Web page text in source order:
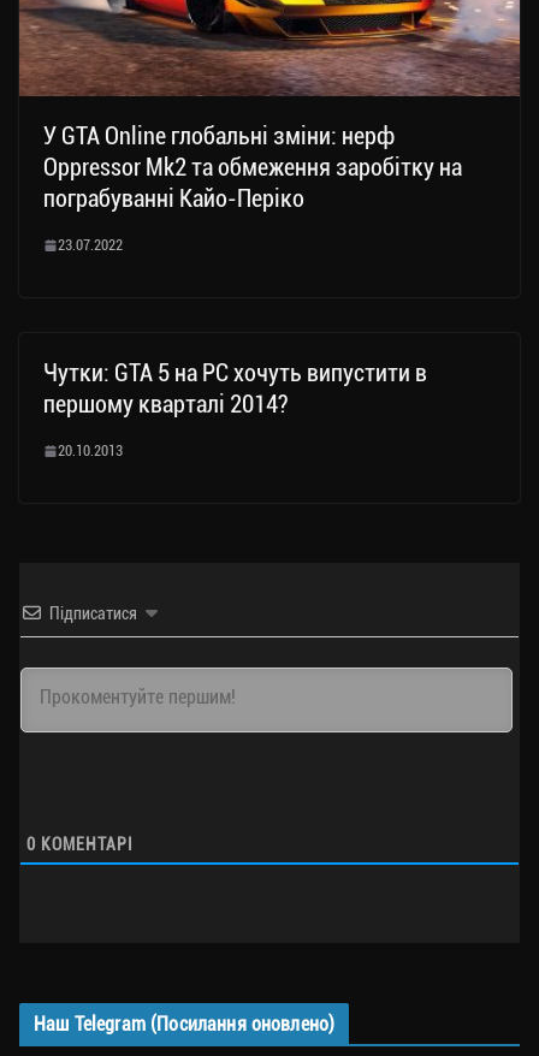
У GTA Online глобальні зміни: нерф
Oppressor Mk2 та обмеження заробітку на
пограбуванні Кайо-Періко
23.07.2022
Чутки: GTA 5 на PC хочуть випустити в
першому кварталі 2014?
20.10.2013
Підписатися
0 КОМЕНТАРІ
Наш Telegram (Посилання оновлено)